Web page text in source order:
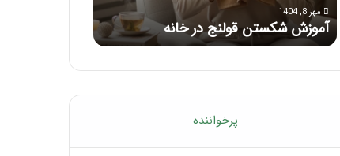
حواس‌جمع
شوید!
ماساژ برای بهبود تمرکز ذهنی؛ با این
ماساژ حواس‌جمع شوید!
پرخواننده